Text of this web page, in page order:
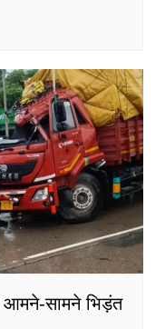
आमने-सामने भिड़ंत